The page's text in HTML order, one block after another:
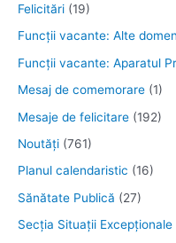
Felicitări (19)
Funcţii vacante: Alte
Funcții vacante: Aparatul
Mesaj de comemorare (1)
Mesaje de felicitare (192)
Noutăţi (761)
Planul calendaristic (16)
Sănătate Publică (27)
Secția Situații Excepționale